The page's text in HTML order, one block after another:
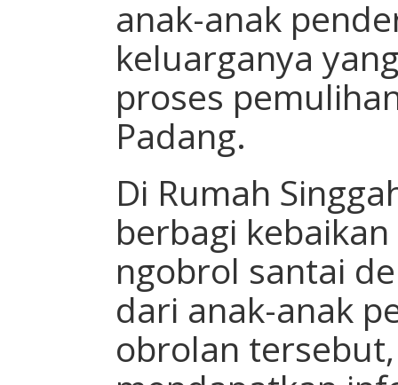
anak-anak
keluarganya
proses
Padang.
Di Rumah
berbagi
ngobrol santai
dari anak-anak
obrolan